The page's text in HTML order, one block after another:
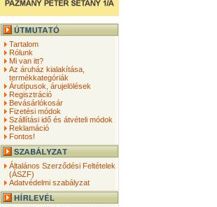
Tartalom
Rólunk
Mi van itt?
Az áruház kialakítása,
termékkategóriák
Árutípusok, árujelölések
Regisztráció
Bevásárlókosár
Fizetési módok
Szállítási idő és átvételi módok
Reklamáció
Fontos!
Általános Szerződési Feltételek
(ÁSZF)
Adatvédelmi szabályzat